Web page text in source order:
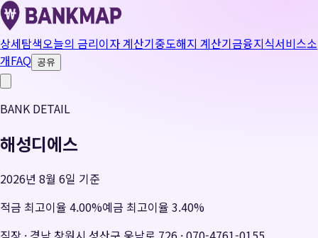
상세탐색오늘의 금리이자 계산기중도해지 계산기금융지식서비스소
개FAQ 공유
BANK DETAIL
해성디에스
2026년 8월 6일 기준
적금 최고이율 4.00%예금 최고이율 3.40%